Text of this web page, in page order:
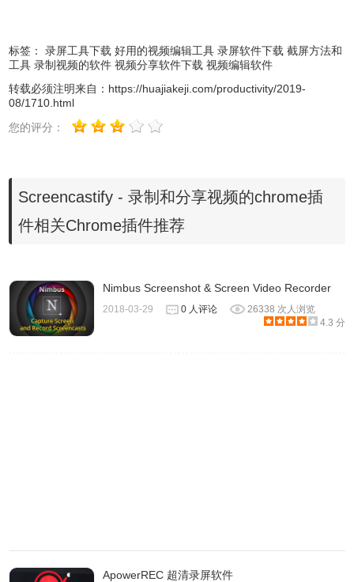
充分利用我们的注释工具，让您的观众专注于重要事项：
鼠标聚光灯
3、录制视频 功能
标签： 录屏工具下载 好用的视频编辑工具 录屏软件下载 截屏方法和
工具 录制视频的软件 视频分享软件下载 视频编辑软件
转载必须注明来自： https://huajiakeji.com/productivity/2019-
08/1710.html
您的评分：
Screencastify - 录制和分享视频的chrome插
件相关Chrome插件推荐
Nimbus Screenshot & Screen Video Recorder
2018-03-29 0 人评论
26338 次人浏览
4.3 分
ApowerREC 超清录屏软件